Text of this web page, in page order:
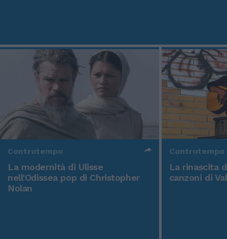
Controtempo
La modernità di Ulisse
nell'Odissea pop di Christopher
Nolan
Controtempo
La rinascita
canzoni di